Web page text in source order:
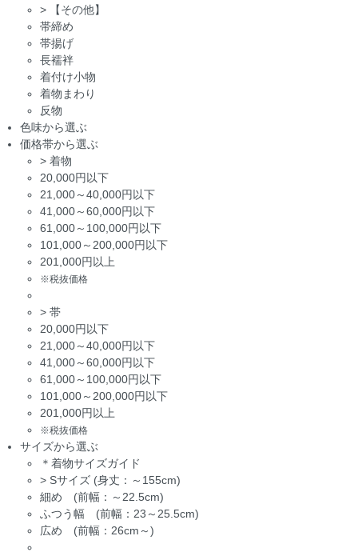
>
【その他】
帯締め
帯揚げ
長襦袢
着付け小物
着物まわり
反物
色味から選ぶ
価格帯から選ぶ
> 着物
20,000円以下
21,000～40,000円以下
41,000～60,000円以下
61,000～100,000円以下
101,000～200,000円以下
201,000円以上
※税抜価格
> 帯
20,000円以下
21,000～40,000円以下
41,000～60,000円以下
61,000～100,000円以下
101,000～200,000円以下
201,000円以上
※税抜価格
サイズから選ぶ
＊着物サイズガイド
> Sサイズ (身丈：～155cm)
細め (前幅：～22.5cm)
ふつう幅 (前幅：23～25.5cm)
広め (前幅：26cm～)